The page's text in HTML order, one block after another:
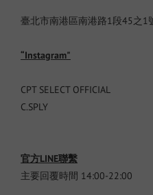
臺北市南港區南港路1段45之1
“Instagram"
CPT SELECT OFFICIAL
C.SPLY
官方LINE聯繫
主要回覆時間 14:00-22:00